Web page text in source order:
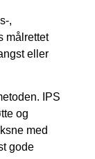
,
målrettet
eller
IPS
og
med
gode